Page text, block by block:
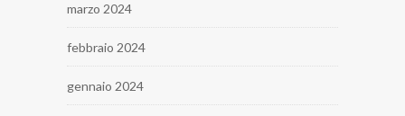
marzo 2024
febbraio 2024
gennaio 2024